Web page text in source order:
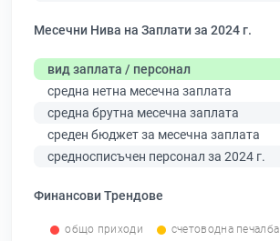
Месечни Нива на Заплати за 2024 г.
вид заплата / персонал
средна нетна месечна заплата
средна брутна месечна заплата
среден бюджет за месечна заплата
средносписъчен персонал за 2024 г.
Финансови Трендове
общо приходи счетоводна печалба